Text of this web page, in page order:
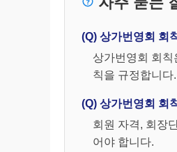
② 부회장 약
④ 감사 2인
⑤ 대의원
⑥ 고문 및 자
제11조(임원
임원의 선임
(대의원수는
(Q) 상가번영회 회
상가번영회 회칙
칙을 규정합니다.
(Q) 상가번영회 회
회원 자격, 회장
어야 합니다.